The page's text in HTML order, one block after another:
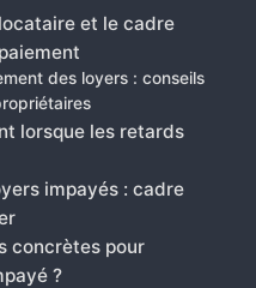
et le cadre
des loyers : conseils
lorsque les retards
impayés : cadre
concrètes pour
?